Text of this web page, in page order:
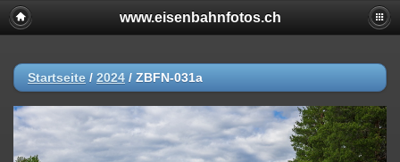
www.eisenbahnfotos.ch
Startseite / 2024 / ZBFN-031a